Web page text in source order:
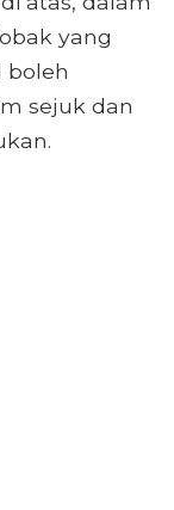
yang
boleh
sejuk dan